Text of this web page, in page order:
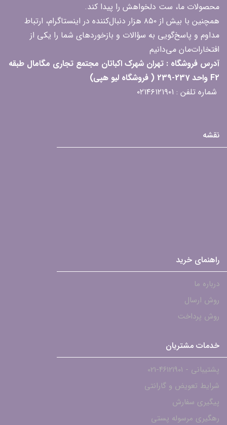
محصولات ما، ست دلخواهش را پیدا کند.
همچنین با بیش از ۸۵۰ هزار دنبال‌کننده در اینستاگرام، ارتباط
مداوم و پاسخ‌گویی به سؤالات و بازخوردهای شما را یکی از
افتخارات‌مان می‌دانیم
آدرس فروشگاه : تهران شهرک اکباتان مجتمع تجاری مگامال طبقه
F2 واحد 237-239 ( فروشگاه لیو هپی)
شماره تلفن : ۰۲۱۴۶۱۲۱۹۰۱
نقشه
راهنمای خرید
درباره ما
روش ارسال
روش پرداخت
خدمات مشتریان
پشتیبانی - ۴۶۱۲۱۹۰۱-021
شرایط تعویض و گارانتی
پیگیری سفارش
رهگیری مرسوله پستی